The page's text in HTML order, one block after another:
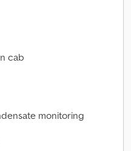
cab
monitoring